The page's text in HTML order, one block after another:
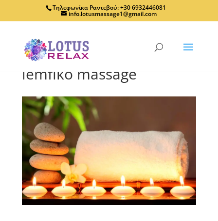
Τηλεφωνίκα Ραντεβού: +30 6932446081
info.lotusmassage1@gmail.com
lemfiko massage